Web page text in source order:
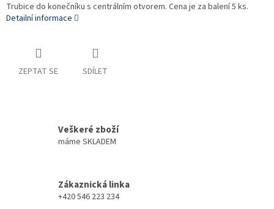
Trubice do konečníku s centrálním otvorem. Cena je za balení 5 ks.
Detailní informace
ZEPTAT SE SDÍLET
Veškeré zboží
máme SKLADEM
Zákaznická linka
+420 546 223 234